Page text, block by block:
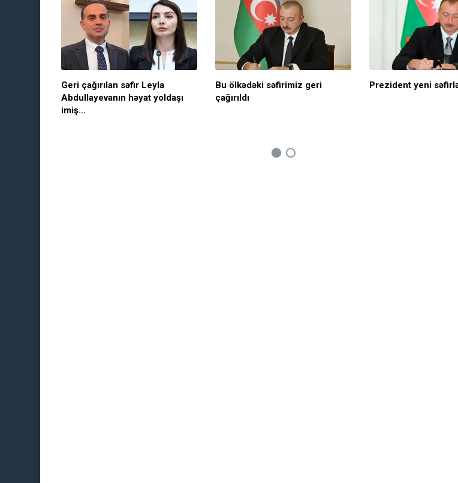
Geri çağırılan səfir Leyla
Abdullayevanın həyat yoldaşı
imiş...
Bu ölkədəki səfirimiz geri
çağırıldı
Prezident yeni